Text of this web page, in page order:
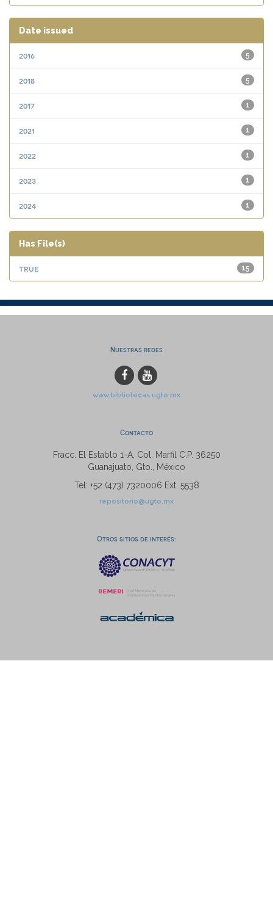
Date issued
5
2016
5
2018
1
2017
1
2021
1
2022
1
2023
1
2024
Has File(s)
15
true
Nuestras redes
www.bibliotecas.ugto.mx
Contacto
Fracc. El Establo 1-A, Col. Marfil C.P. 36250
Guanajuato, Gto., México
Tel: +52 (473) 7320006 Ext. 5538
repositorio@ugto.mx
Otros sitios de interés: